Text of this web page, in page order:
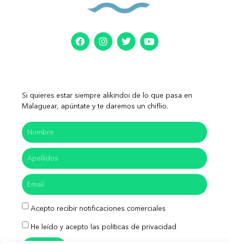
Si quieres estar siempre alikindoi de lo que pasa en
Malaguear, apúntate y te daremos un chiflio.
Acepto recibir notificaciones comerciales
He leído y acepto las políticas de privacidad